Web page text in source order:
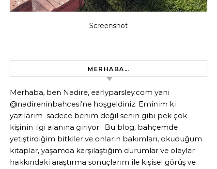
Screenshot
MERHABA…
Merhaba, ben Nadire, earlyparsley.com yani
@nadireninbahcesi’ne hoşgeldiniz. Eminim ki
yazılarım sadece benim değil senin gibi pek çok
kişinin ilgi alanına giriyor. Bu blog, bahçemde
yetiştirdiğim bitkiler ve onların bakımları, okuduğum
kitaplar, yaşamda karşılaştığım durumlar ve olaylar
hakkındaki araştırma sonuçlarım ile kişisel görüş ve